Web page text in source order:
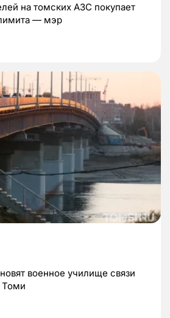
на томских АЗС покупает
— мэр
военное училище связи
Томи